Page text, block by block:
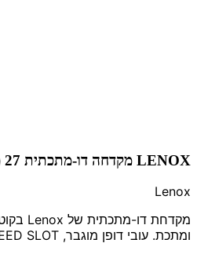
LENOX מקדחה דו-מתכתית 27 מ״מ לעץ ומתכת
Lenox
ומתכת. עובי דופן מוגבר, SPEED SLOT® לפליטת פקקים.